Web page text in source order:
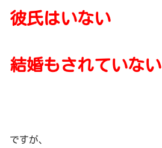
彼氏はいない
結婚もされていない
ですが、